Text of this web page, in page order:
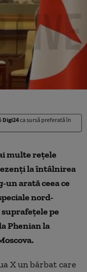
Digi24ca sursă preferată în
multe rețele
la întâlnirea
arată ceea ce
nord-
pe
Phenian la
X un bărbat care